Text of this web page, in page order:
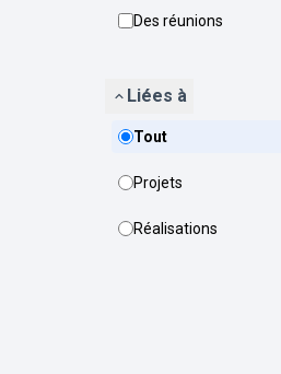
Des réunions
Liées à
Tout
Projets
Réalisations